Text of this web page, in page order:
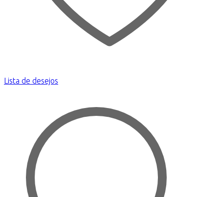
Lista de desejos